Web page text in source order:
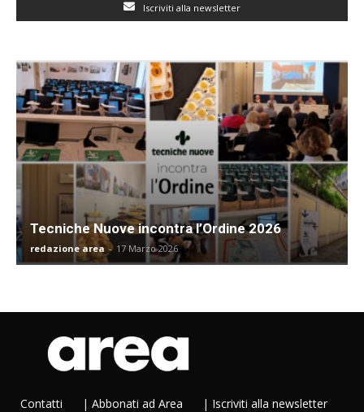
Iscriviti alla newsletter
Tecniche Nuove incontra l’Ordine 2026
redazione area - 17 Marzo 2026
Contatti | Abbonati ad Area | Iscriviti alla newsletter